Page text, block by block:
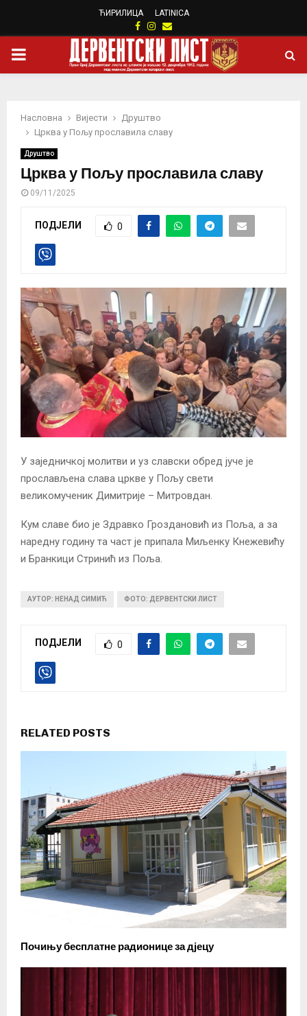
ЋИРИЛИЦА LATINICA
Facebook
Instagram
Email
PRIMARY
Насловна Вијести
Друштво
Црква у Пољу прославила славу
Друштво
Црква у Пољу прославила славу
09/11/2025
ПОДЈЕЛИ 0
У заједничкој молитви и уз славски обред јуче је
прослављена слава цркве у Пољу свети
великомученик Димитрије – Митровдан.
Кум славе био је Здравко Гроздановић из Поља, а за
наредну годину та част је припала Миљенку Кнежевићу
и Бранкици Стринић из Поља.
АУТОР: НЕНАД СИМИЋ ФОТО: ДЕРВЕНТСКИ ЛИСТ
ПОДЈЕЛИ 0
RELATED POSTS
Почињу бесплатне радионице за дјецу